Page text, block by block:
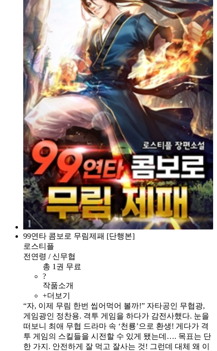
99연타 콤보로 무림제패 [단행본]
로스티플
전연령 / 신무협
총 1권 무료
?
작품소개
+더보기
“자, 이제 무림 한번 씹어먹어 볼까!” 자타공인 무협광,
게임광인 정찬용. 격투 게임을 하다가 감전사했다. 눈을
떠보니 최애 무협 드라마 속 ‘천룡’으로 환생! 게다가 격
투 게임의 스킬들을 시전할 수 있게 됐는데…. 목표는 단
한 가지. 안전하게 잘 먹고 잘사는 것! 그런데 대체 왜 이